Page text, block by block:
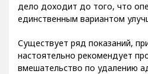
дело доходит до того, что
единственным вариантом
Существует ряд показаний,
настоятельно рекомендует
вмешательство по удалению